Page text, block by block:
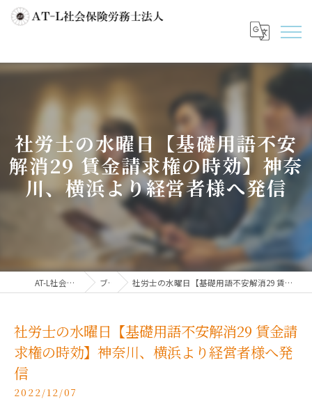
社労士の水曜日【基礎用語不安
解消29 賃金請求権の時効】神奈
川、横浜より経営者様へ発信
AT-L社会保険労務士法人 ブログ 社労士の水曜日【基礎用語不安解消29 賃金請求権の時効】神奈川、横浜より経営者様へ発信
社労士の水曜日【基礎用語不安解消29 賃金請
求権の時効】神奈川、横浜より経営者様へ発
信
2022/12/07